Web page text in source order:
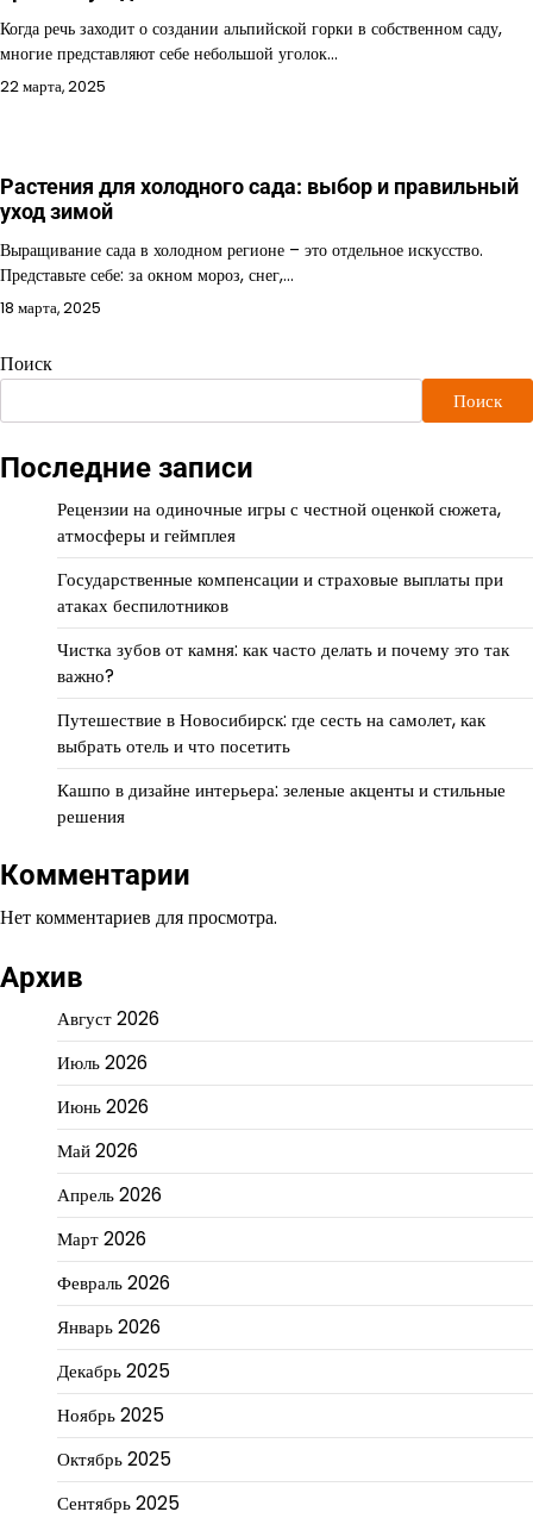
Когда речь заходит о создании альпийской горки в собственном саду,
многие представляют себе небольшой уголок…
22 марта, 2025
Растения для холодного сада: выбор и правильный
уход зимой
Выращивание сада в холодном регионе – это отдельное искусство.
Представьте себе: за окном мороз, снег,…
18 марта, 2025
Поиск
Поиск
Последние записи
Рецензии на одиночные игры с честной оценкой сюжета,
атмосферы и геймплея
Государственные компенсации и страховые выплаты при
атаках беспилотников
Чистка зубов от камня: как часто делать и почему это так
важно?
Путешествие в Новосибирск: где сесть на самолет, как
выбрать отель и что посетить
Кашпо в дизайне интерьера: зеленые акценты и стильные
решения
Комментарии
Нет комментариев для просмотра.
Архив
Август 2026
Июль 2026
Июнь 2026
Май 2026
Апрель 2026
Март 2026
Февраль 2026
Январь 2026
Декабрь 2025
Ноябрь 2025
Октябрь 2025
Сентябрь 2025